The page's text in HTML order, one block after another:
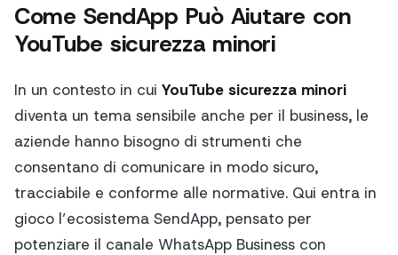
Come SendApp Può Aiutare con
YouTube sicurezza minori
In un contesto in cui YouTube sicurezza minori
diventa un tema sensibile anche per il business, le
aziende hanno bisogno di strumenti che
consentano di comunicare in modo sicuro,
tracciabile e conforme alle normative. Qui entra in
gioco l’ecosistema SendApp, pensato per
potenziare il canale WhatsApp Business con